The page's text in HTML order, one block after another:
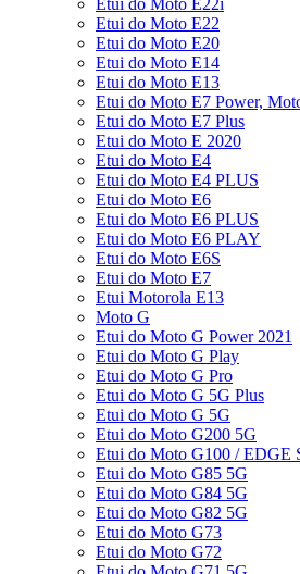
Etui do Moto E22i
Etui do Moto E22
Etui do Moto E20
Etui do Moto E14
Etui do Moto E13
Etui do Moto E7 Power,
Etui do Moto E7 Plus
Etui do Moto E 2020
Etui do Moto E4
Etui do Moto E4 PLUS
Etui do Moto E6
Etui do Moto E6 PLUS
Etui do Moto E6 PLAY
Etui do Moto E6S
Etui do Moto E7
Etui Motorola E13
Moto G
Etui do Moto G Power 2021
Etui do Moto G Play
Etui do Moto G Pro
Etui do Moto G 5G Plus
Etui do Moto G 5G
Etui do Moto G200 5G
Etui do Moto G100 / EDGE
Etui do Moto G85 5G
Etui do Moto G84 5G
Etui do Moto G82 5G
Etui do Moto G73
Etui do Moto G72